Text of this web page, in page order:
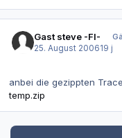
Gast steve -FI-
25. August 200619 j
anbei die gezippten
temp.zip